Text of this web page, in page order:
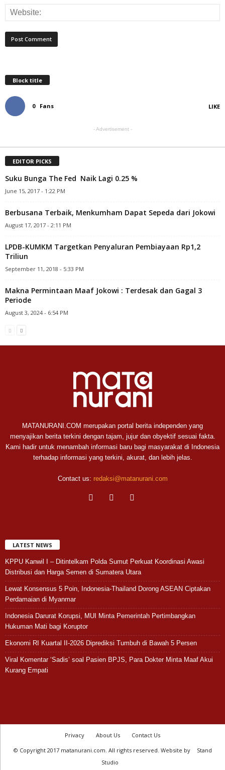
Block title
0 Fans LIKE
- Advertisement -
EDITOR PICKS
Suku Bunga The Fed Naik Lagi 0.25 %
June 15, 2017 - 1:22 PM
Berbusana Terbaik, Menkumham Dapat Sepeda dari Jokowi
August 17, 2017 - 2:11 PM
LPDB-KUMKM Targetkan Penyaluran Pembiayaan Rp1,2
Triliun
September 11, 2018 - 5:33 PM
Makna Permintaan Maaf Jokowi : Terdesak dan Gagal 3
Periode
August 3, 2024 - 6:54 PM
MATANURANI.COM merupakan portal berita independen yang
menyajikan berita terkini dengan tajam, jujur dan obyektif sesuai fakta.
Kami hadir untuk menambah informasi baru bagi masyarakat di Indonesia
terhadap informasi yang terkini, akurat, dan lebih jelas.
Contact us: redaksi@matanurani.com
LATEST NEWS
KPPU Kanwil I – Ditintelkam Polda Sumut Perkuat Koordinasi Awasi
Distribusi dan Harga Semen di Sumatera Utara
Lewat Konsensus 5 Poin, Indonesia-Thailand Dorong ASEAN Ciptakan
Perdamaian di Myanmar
Indonesia Darurat Korupsi, MUI Minta Pemerintah Pertimbangkan
Hukuman Mati bagi Koruptor
Ekonomi RI Kuartal II-2026 Diprediksi Tumbuh di Bawah 5 Persen
Viral Komentar ‘Sadis’ soal Pasien BPJS, Para Dokter Minta Maaf Akui
Kurang Empati
Privacy About Us
Contact Us
© Copyright 2017 matanurani.com. All rights reserved. Website by
Stand
Studio